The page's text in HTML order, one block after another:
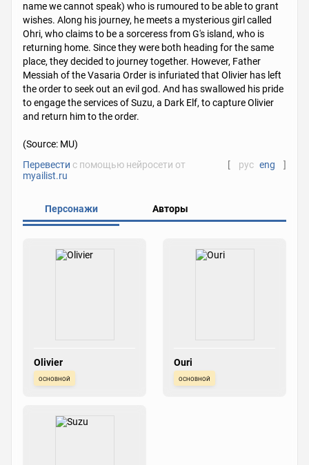
name we cannot speak) who is rumoured to be able to grant
wishes. Along his journey, he meets a mysterious girl called
Ohri, who claims to be a sorceress from G's island, who is
returning home. Since they were both heading for the same
place, they decided to journey together. However, Father
Messiah of the Vasaria Order is infuriated that Olivier has left
the order to seek out an evil god. And has swallowed his pride
to engage the services of Suzu, a Dark Elf, to capture Olivier
and return him to the order.
(Source: MU)
Перевести с помощью нейросети от
myailist.ru
[ рус eng ]
Персонажи Авторы
Olivier
основной
Ouri
основной